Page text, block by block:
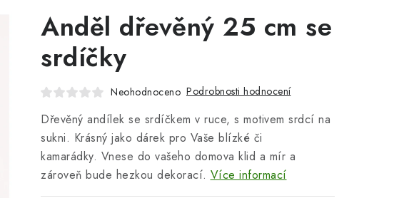
Anděl dřevěný 25 cm se
srdíčky
Neohodnoceno Podrobnosti hodnocení
Dřevěný andílek se srdíčkem v ruce, s motivem srdcí na
sukni. Krásný jako dárek pro Vaše blízké či
kamarádky. Vnese do vašeho domova klid a mír a
zároveň bude hezkou dekorací. Více informací